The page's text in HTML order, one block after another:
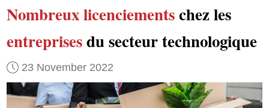
Nombreuxlicenciementschez les
entreprisesdu secteur technologique
23 November 2022